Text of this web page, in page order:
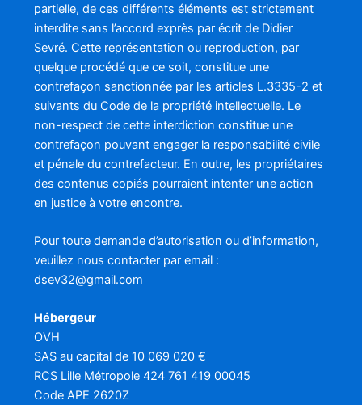
partielle, de ces différents éléments est strictement
interdite sans l’accord exprès par écrit de Didier
Sevré. Cette représentation ou reproduction, par
quelque procédé que ce soit, constitue une
contrefaçon sanctionnée par les articles L.3335-2 et
suivants du Code de la propriété intellectuelle. Le
non-respect de cette interdiction constitue une
contrefaçon pouvant engager la responsabilité civile
et pénale du contrefacteur. En outre, les propriétaires
des contenus copiés pourraient intenter une action
en justice à votre encontre.
Pour toute demande d’autorisation ou d’information,
veuillez nous contacter par email :
dsev32@gmail.com
Hébergeur
OVH
SAS au capital de 10 069 020 €
RCS Lille Métropole 424 761 419 00045
Code APE 2620Z